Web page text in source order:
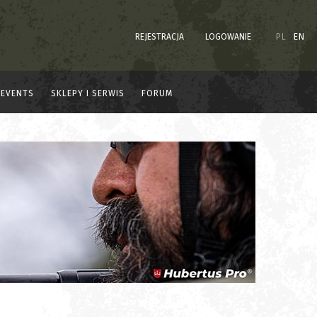
REJESTRACJA LOGOWANIE PL EN
EVENTS SKLEPY I SERWIS FORUM